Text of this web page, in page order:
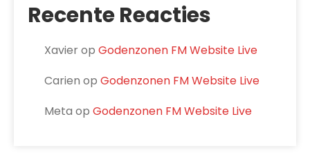
Recente Reacties
Xavierop Godenzonen FM Website Live
Carien op Godenzonen FM Website Live
Meta op Godenzonen FM Website Live